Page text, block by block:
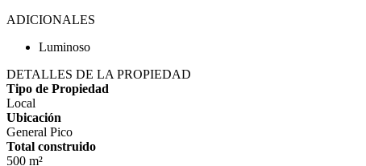
ADICIONALES
Luminoso
DETALLES DE LA PROPIEDAD
Tipo de Propiedad
Local
Ubicación
General Pico
Total construido
500 m²